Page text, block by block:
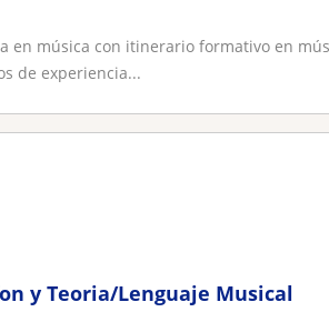
en música con itinerario formativo en
de experiencia...
y Teoria/Lenguaje Musical